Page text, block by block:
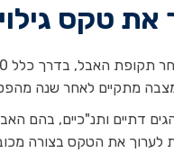
את טקס
מתקיים לאחר שנה
לערוך את הטקס בצורה